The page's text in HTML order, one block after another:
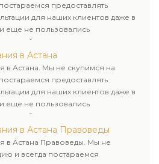
предоставлять
для наших клиентов даже в
еще не пользовались
нашей компании.
в Астана
Астана. Мы не скупимся на
предоставлять
для наших клиентов даже в
еще не пользовались
нашей компании.
в Астана Правоведы
в Астана Правоведы. Мы не
и всегда постараемся